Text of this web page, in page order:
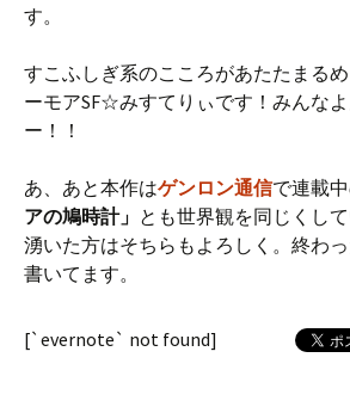
す。
すこふしぎ系のこころがあたたまる
ーモアSF☆みすてりぃです！みんな
ー！！
あ、あと本作はゲンロン通信で連載
アの鳩時計」 とも世界観を同じくし
湧いた方はそちらもよろしく。終わ
書いてます。
[`evernote` not found]